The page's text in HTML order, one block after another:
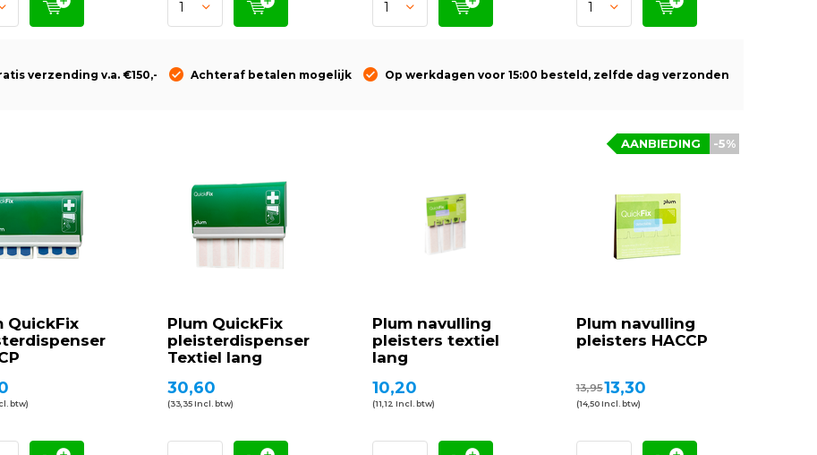
verzending v.a. €150,- Achteraf betalen mogelijk Op werkdagen voor 15:00 besteld, zelfde dag verzonden
QuickFix
btw)
Plum QuickFix
pleisterdispenser
Textiel lang
30,60
(33,35 Incl. btw)
Plum navulling
pleisters textiel
lang
10,20
(11,12 Incl. btw)
Plum navulling
pleisters HACCP
-5%
AANBIEDING
13,9513,30
(14,50 Incl. btw)